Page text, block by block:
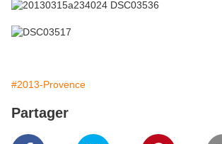
#2013-Provence
Partager